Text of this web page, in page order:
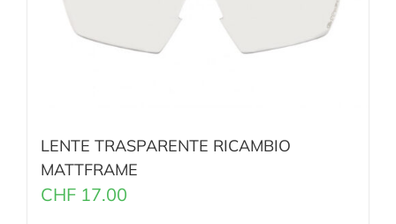
LENTE TRASPARENTE RICAMBIO
MATTFRAME
CHF 17.00